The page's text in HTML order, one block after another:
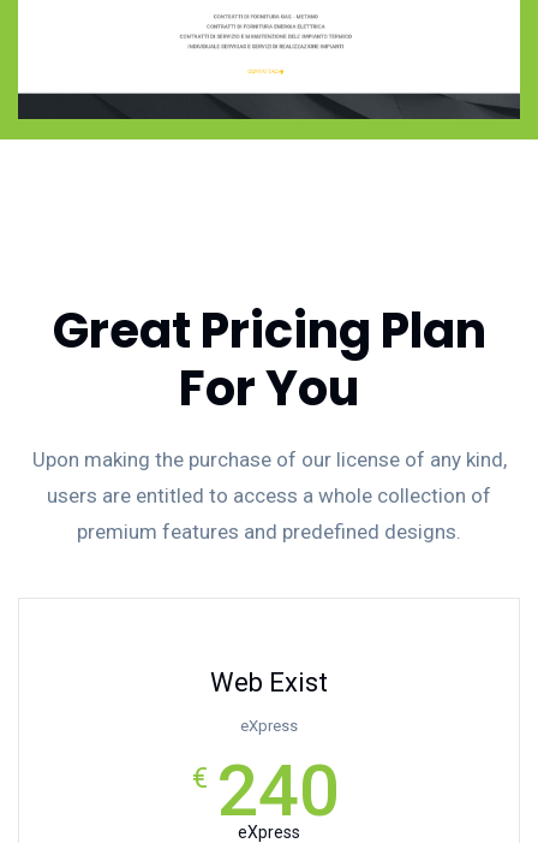
Great Pricing Plan
For You
Upon making the purchase of our license of any kind,
users are entitled to access a whole collection of
premium features and predefined designs.
Web Exist
eXpress
€ 240
eXpress